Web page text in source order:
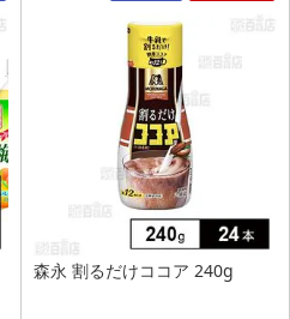
森永 割るだけココア 240g